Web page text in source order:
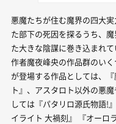
悪魔たちが住む魔界の四大
た部下の死因を探るうち、
た大きな陰謀に巻き込まれ
作者魔夜峰央の作品群のい
が登場する作品としては、
ト』、アスタロト以外の悪
しては『パタリロ源氏物語!
イライト 大禍刻』 『オーロ